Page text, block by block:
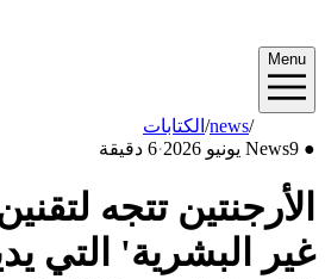
Menu
الكتابات/news
●
News 9 يونيو 2026 ·6 دقيقة
الأرجنتين تتجه
غير البشرية' التي